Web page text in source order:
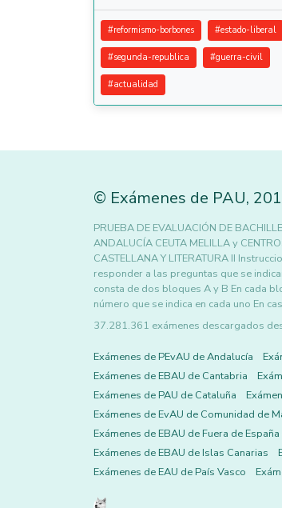
#reformismo-borbones #estado-liberal
#segunda-republica #guerra-civil
#actualidad
© Exámenes de PAU,
PRUEBA DE EVALUACIÓN DE
ANDALUCÍA CEUTA MELILLA y
CASTELLANA Y LITERATURA II
responder a las preguntas que se
consta de dos bloques A y B En cada
número que se indica en cada uno En
37.281.361 exámenes descargados
Exámenes de PEvAU de Andalucía
Exámenes de EBAU de Cantabria
Exámenes de PAU de Cataluña
Exámenes de EvAU de Comunidad de
Exámenes de EBAU de Fuera de España
Exámenes de EBAU de Islas Canarias
Exámenes de EAU de País Vasco